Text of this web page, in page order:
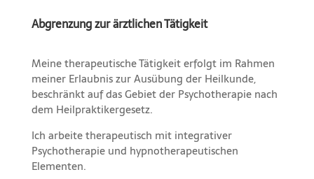
Abgrenzung zur ärztlichen Tätigkeit
Meine therapeutische Tätigkeit erfolgt im Rahmen
meiner Erlaubnis zur Ausübung der Heilkunde,
beschränkt auf das Gebiet der Psychotherapie nach
dem Heilpraktikergesetz.
Ich arbeite therapeutisch mit integrativer
Psychotherapie und hypnotherapeutischen
Elementen.